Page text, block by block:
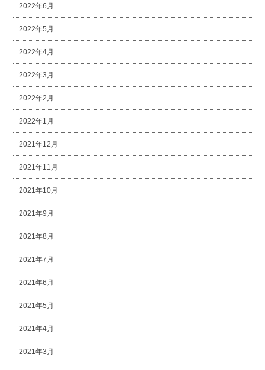
2022年6月
2022年5月
2022年4月
2022年3月
2022年2月
2022年1月
2021年12月
2021年11月
2021年10月
2021年9月
2021年8月
2021年7月
2021年6月
2021年5月
2021年4月
2021年3月